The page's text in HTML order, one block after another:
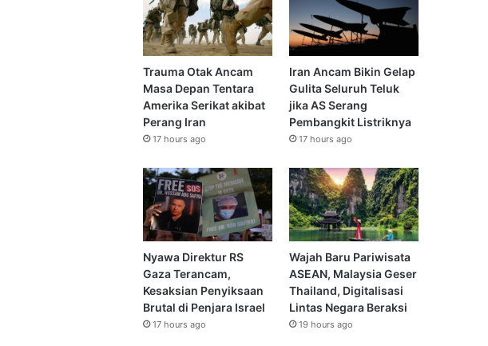
Trauma Otak Ancam
Masa Depan Tentara
Amerika Serikat akibat
Perang Iran
17 hours ago
Iran Ancam Bikin Gelap
Gulita Seluruh Teluk
jika AS Serang
Pembangkit Listriknya
17 hours ago
Nyawa Direktur RS
Gaza Terancam,
Kesaksian Penyiksaan
Brutal di Penjara Israel
17 hours ago
Wajah Baru Pariwisata
ASEAN, Malaysia Geser
Thailand, Digitalisasi
Lintas Negara Beraksi
19 hours ago